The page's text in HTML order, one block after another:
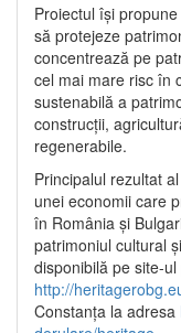
Proiectul își
să protejeze
concentrează pe
cel mai mare risc în
sustenabilă a
construcții,
regenerabile.
Principalul rezultat
unei economii care
în România și
patrimoniul cultural
disponibilă pe site-
http://
Constanța la adresa